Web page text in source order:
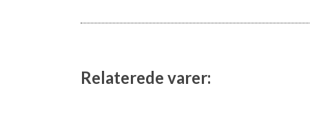
Relaterede varer: